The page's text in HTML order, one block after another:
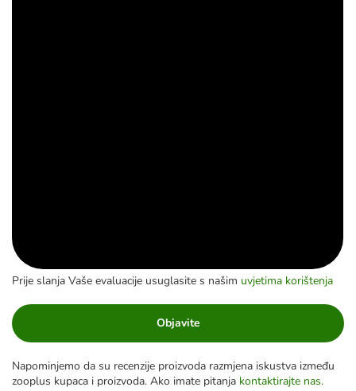
Prije slanja Vaše evaluacije usuglasite s našim uvjetima korištenja
Objavite
Napominjemo da su recenzije proizvoda razmjena iskustva između
zooplus kupaca i proizvoda. Ako imate pitanja kontaktirajte nas.